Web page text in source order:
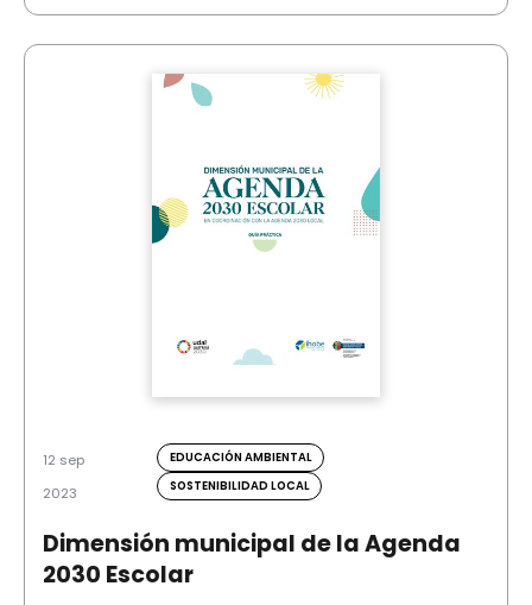
12 sep
2023
EDUCACIÓN AMBIENTAL
SOSTENIBILIDAD LOCAL
Dimensión municipal de la Agenda
2030 Escolar